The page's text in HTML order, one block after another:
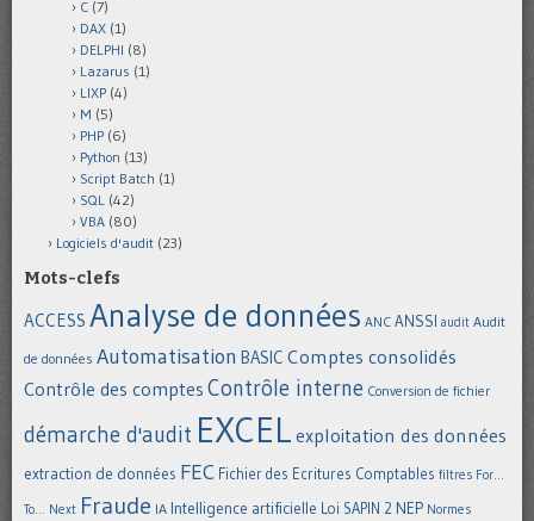
C (7)
DAX (1)
DELPHI (8)
Lazarus (1)
LIXP (4)
M (5)
PHP (6)
Python (13)
Script Batch (1)
SQL (42)
VBA (80)
Logiciels d'audit (23)
Mots-clefs
ACCESS Analyse de données ANC ANSSI audit Audit
de données Automatisation BASIC Comptes consolidés
Contrôle des comptes Contrôle interne Conversion de fichier
démarche d'audit EXCEL exploitation des données
extraction de données FEC Fichier des Ecritures Comptables filtres For...
To... Next Fraude IA Intelligence artificielle Loi SAPIN 2 NEP Normes